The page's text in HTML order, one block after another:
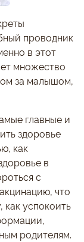
проводник
в этот
множество
за малышом,
главные и
здоровье
как
в
с
что
успокоить
родителям.